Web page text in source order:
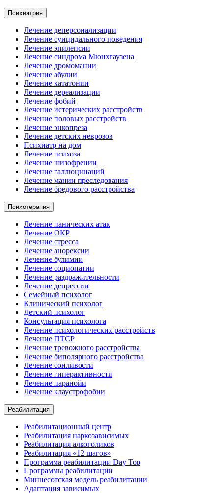
Психиатрия
Лечение деперсонализации
Лечение суицидального поведения
Лечение эпилепсии
Лечение синдрома Мюнхгаузена
Лечение дромомании
Лечение абулии
Лечение кататонии
Лечение дереализации
Лечение фобий
Лечение истерических расстройств
Лечение половых расстройств
Лечение энкопреза
Лечение детских неврозов
Психиатр на дом
Лечение психоза
Лечение шизофрении
Лечение галлюцинаций
Лечение мании преследования
Лечение бредового расстройства
Психотерапия
Лечение панических атак
Лечение ОКР
Лечение стресса
Лечение анорексии
Лечение булимии
Лечение социопатии
Лечение раздражительности
Лечение депрессии
Семейный психолог
Клинический психолог
Детский психолог
Консультация психолога
Лечение психологических расстройств
Лечение ПТСР
Лечение тревожного расстройства
Лечение биполярного расстройства
Лечение сонливости
Лечение гиперактивности
Лечение паранойи
Лечение клаустрофобии
Реабилитация
Реабилитационный центр
Реабилитация наркозависимых
Реабилитация алкоголиков
Реабилитация «12 шагов»
Программа реабилитации Day Top
Программы реабилитации
Миннесотская модель реабилитации
Адаптация зависимых